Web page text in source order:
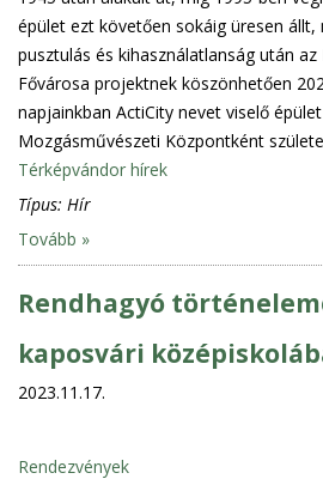
épület ezt követően sokáig üresen állt,
pusztulás és kihasználatlanság után az
Fővárosa projektnek köszönhetően
napjainkban ActiCity nevet viselő
Mozgásművészeti Központként
Térképvándor hírek
Típus: Hír
Tovább »
Rendhagyó
kaposvári
2023.11.17.
Rendezvények